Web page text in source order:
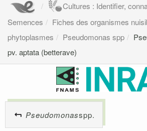
Cultures : Identifier,
Semences
Fiches des organismes
phytoplasmes
Pseudomonas spp
pv. aptata (betterave)
Pseudomonasspp.